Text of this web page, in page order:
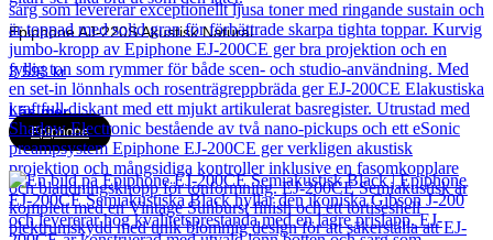
Epiphone AJ-220S Akustisk Natural
3 593kr
Läs mer
Epiphone